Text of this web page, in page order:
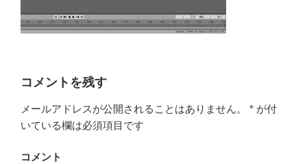
コメントを残す
メールアドレスが公開されることはありません。 * が付
いている欄は必須項目です
コメント